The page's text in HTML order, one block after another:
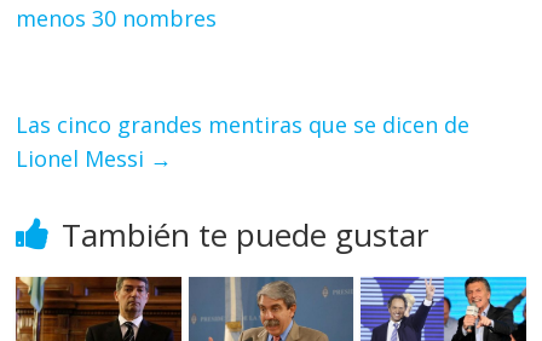
menos 30 nombres
Las cinco grandes mentiras que se dicen de
Lionel Messi →
También te puede gustar